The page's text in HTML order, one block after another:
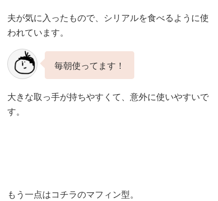
夫が気に入ったもので、シリアルを食べるように使
われています。
毎朝使ってます！
大きな取っ手が持ちやすくて、意外に使いやすいで
す。
もう一点はコチラのマフィン型。